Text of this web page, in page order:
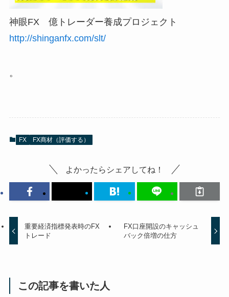
神眼FX 億トレーダー養成プロジェクト
http://shinganfx.com/slt/
。
FX FX商材（評価する）
よかったらシェアしてね！
重要経済指標発表時のFX
トレード
FX口座開設のキャッシュ
バック倍増の仕方
この記事を書いた人